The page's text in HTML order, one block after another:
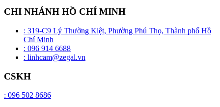
CHI NHÁNH HỒ CHÍ MINH
: 319-C9 Lý Thường Kiệt, Phường Phú Thọ, Thành phố Hồ
Chí Minh
: 096 914 6688
: linhcam@zegal.vn
CSKH
: 096 502 8686